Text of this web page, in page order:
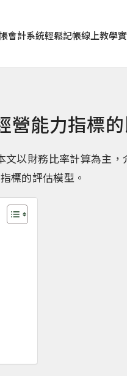
會計系統輕鬆記帳線上教學
營能力指標
以財務比率計算為主
標的評估模型。